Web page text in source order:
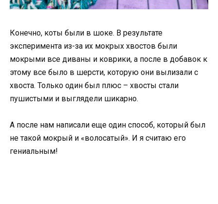
Конечно, коты были в шоке. В результате
эксперимента из-за их мокрых хвостов были
мокрыми все диваны и коврики, а после в добавок к
этому все было в шерсти, которую они вылизали с
хвоста. Только один был плюс – хвосты стали
пушистыми и выглядели шикарно.
А после нам написали еще один способ, который был
не такой мокрый и «волосатый». И я считаю его
гениальным!